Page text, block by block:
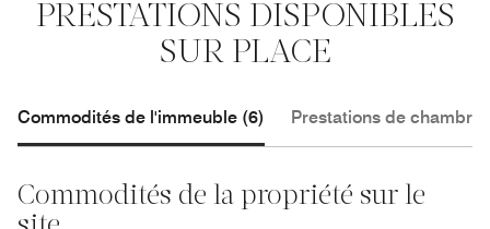
PRESTATIONS DISPONIBLES
SUR PLACE
Commodités de l'immeuble (6) Prestations de chambre
Commodités de la propriété sur le